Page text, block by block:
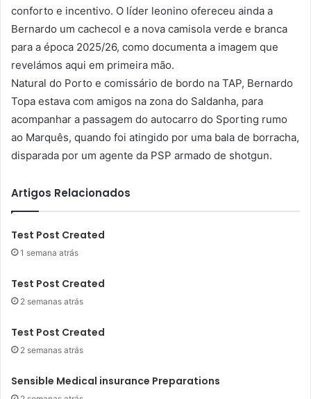
conforto e incentivo. O líder leonino ofereceu ainda a
Bernardo um cachecol e a nova camisola verde e branca
para a época 2025/26, como documenta a imagem que
revelámos aqui em primeira mão.
Natural do Porto e comissário de bordo na TAP, Bernardo
Topa estava com amigos na zona do Saldanha, para
acompanhar a passagem do autocarro do Sporting rumo
ao Marquês, quando foi atingido por uma bala de borracha,
disparada por um agente da PSP armado de shotgun.
Artigos Relacionados
Test Post Created
1 semana atrás
Test Post Created
2 semanas atrás
Test Post Created
2 semanas atrás
Sensible Medical insurance Preparations